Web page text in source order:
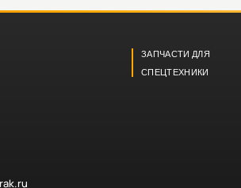
ЗАПЧАСТИ ДЛЯ
СПЕЦТЕХНИКИ